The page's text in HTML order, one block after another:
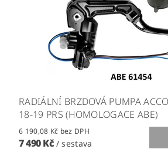
RADIÁLNÍ BRZDOVÁ PUMPA
18-19 PRS (HOMOLOGACE ABE)
6 190,08 Kč bez DPH
7 490 Kč / sestava